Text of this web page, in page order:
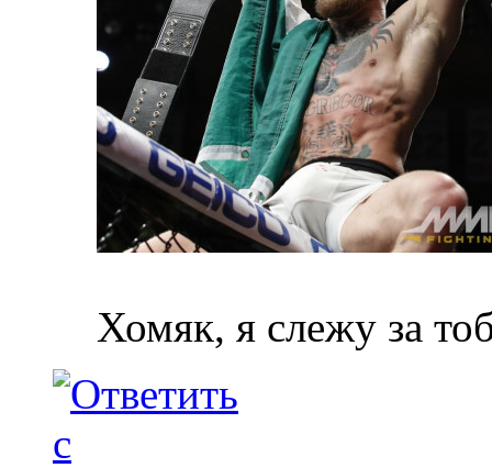
Хомяк, я слежу за